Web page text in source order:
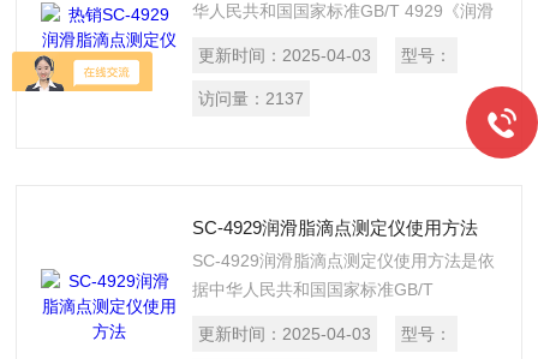
华人民共和国国家标准GB/T 4929《润滑
适用于测定润滑脂的滴点。本仪器外形精
巧，易于操作，安全性能可靠。
更新时间： 2025-04-03 型号：
访问量： 2137
SC-4929润滑脂滴点测定仪使用方法
SC-4929润滑脂滴点测定仪使用方法是依
据中华人民共和国国家标准GB/T
设计制造的。适用于测定润滑脂的滴点。
更新时间： 2025-04-03 型号：